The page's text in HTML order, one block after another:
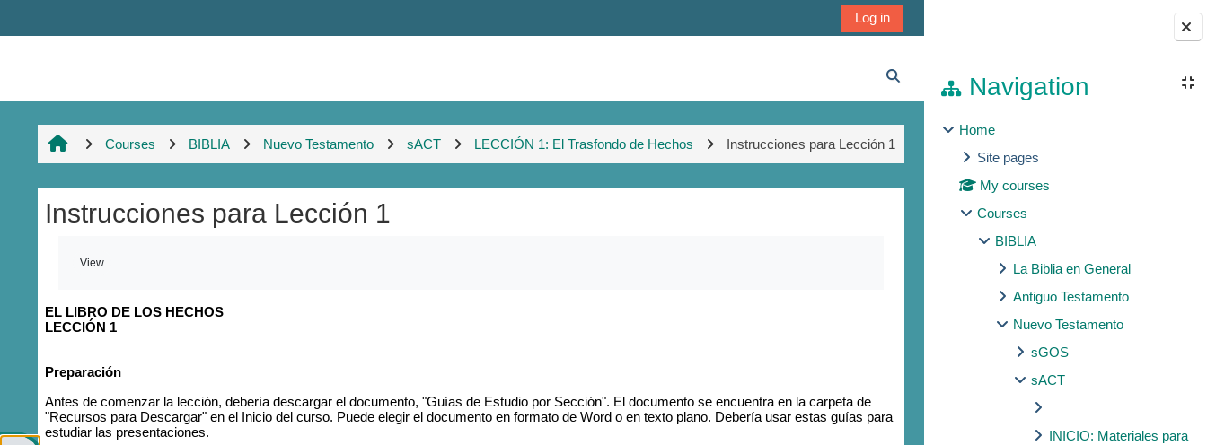
Blocks
Navigation
Home
Site pages
My courses
Courses
BIBLIA
La Biblia en General
Antiguo Testamento
Nuevo Testamento
sGOS
sACT
INICIO: Materiales para
Log in
Toggle search input
Courses BIBLIA Nuevo Testamento sACT LECCIÓN 1: El Trasfondo de Hechos Instrucciones para Lección 1
Instrucciones para Lección 1
View
EL LIBRO DE LOS HECHOS
LECCIÓN 1
Preparación
Antes de comenzar la lección, debería descargar el documento, "Guías de Estudio por Sección". El documento se encuentra en la carpeta de
"Recursos para Descargar" en el Inicio del curso. Puede elegir el documento en formato de Word o en texto plano. Debería usar estas guías para
estudiar las presentaciones.